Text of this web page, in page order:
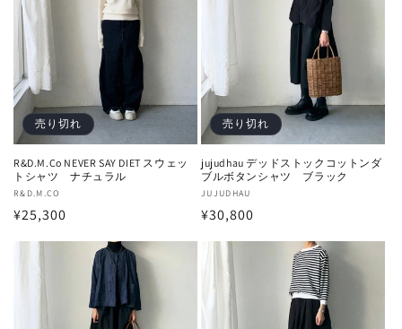
売り切れ
R&D.M.Co NEVER SAY DIET スウェッ
トシャツ ナチュラル
販
売
R&D.M.CO
通
¥25,300
売り切れ
jujudhau デッドストックコットンダ
ブルボタンシャツ ブラック
販
売
JUJUDHAU
通
¥30,800